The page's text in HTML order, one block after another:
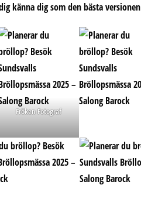
känna dig som den bästa
Fröken Fotograf